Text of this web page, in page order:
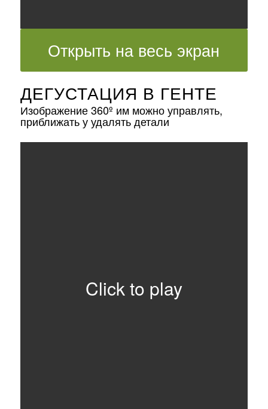
Открыть на весь экран
ДЕГУСТАЦИЯ В ГЕНТЕ
Изображение 360º им можно управлять,
приближать у удалять детали
Click to play